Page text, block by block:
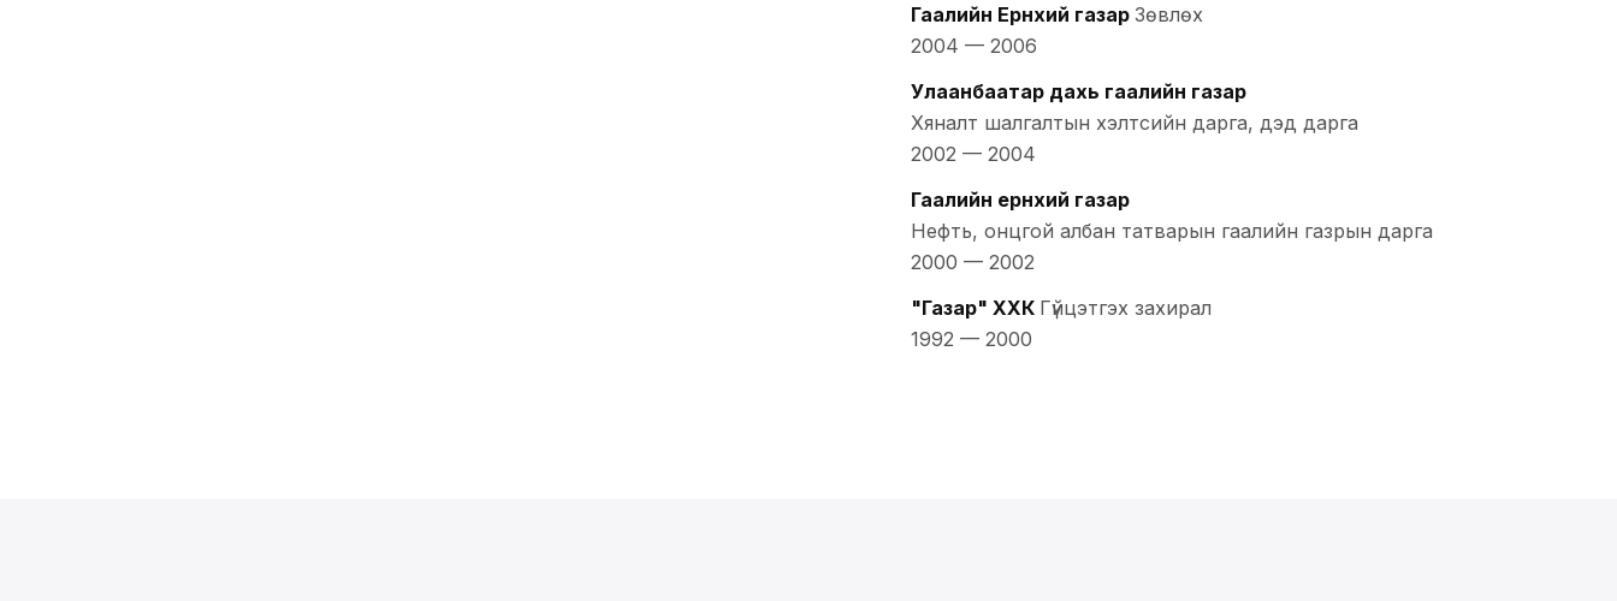
Гаалийн Ерөнхий газар Зөвлөх
2004 — 2006
Улаанбаатар дахь гаалийн газар
Хяналт шалгалтын хэлтсийн дарга, дэд дарга
2002 — 2004
Гаалийн ерөнхий газар
Нефть, онцгой албан татварын гаалийн газрын дарга
2000 — 2002
"Газар" ХХК Гүйцэтгэх захирал
1992 — 2000